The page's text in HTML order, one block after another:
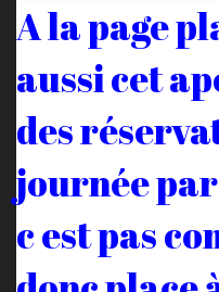
A la page
aussi cet
des
journée
c est pas